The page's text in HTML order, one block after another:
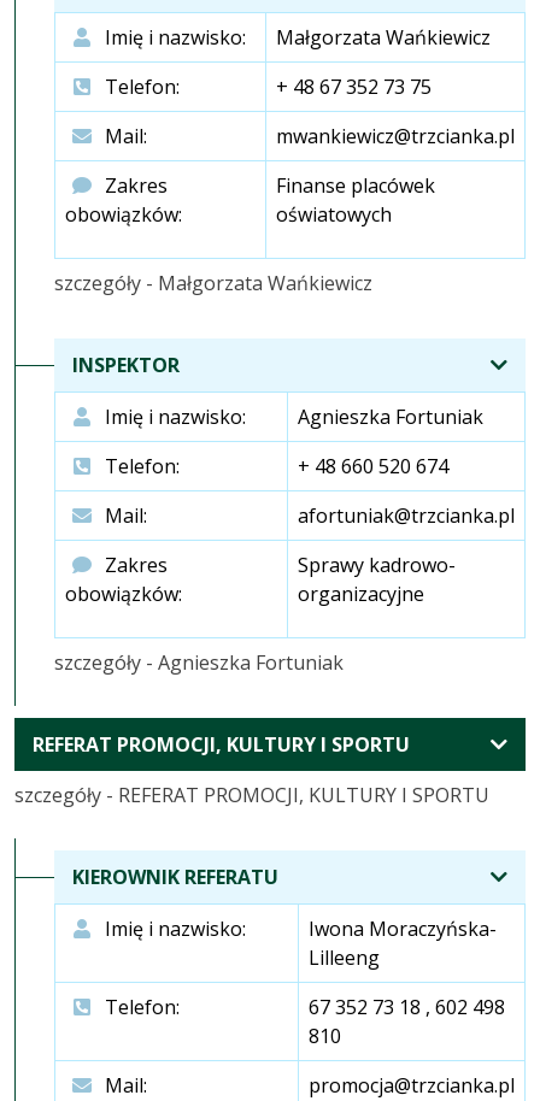
szczegóły - Małgorzata Wańkiewicz
Imię i nazwisko:
Małgorzata Wańkiewicz
Telefon:
+ 48 67 352 73 75
Mail:
mwankiewicz@trzcianka.pl
Zakres
obowiązków:
Finanse placówek
oświatowych
INSPEKTOR
szczegóły - Agnieszka Fortuniak
Imię i nazwisko:
Agnieszka Fortuniak
Telefon:
+ 48 660 520 674
Mail:
afortuniak@trzcianka.pl
Zakres
obowiązków:
Sprawy kadrowo-
organizacyjne
REFERAT PROMOCJI, KULTURY I SPORTU
KOMÓRKI
szczegóły - REFERAT PROMOCJI, KULTURY I SPORTU
KIEROWNIK REFERATU
Imię i nazwisko:
Iwona Moraczyńska-
Lilleeng
Telefon:
67 352 73 18 , 602 498
810
Mail:
promocja@trzcianka.pl